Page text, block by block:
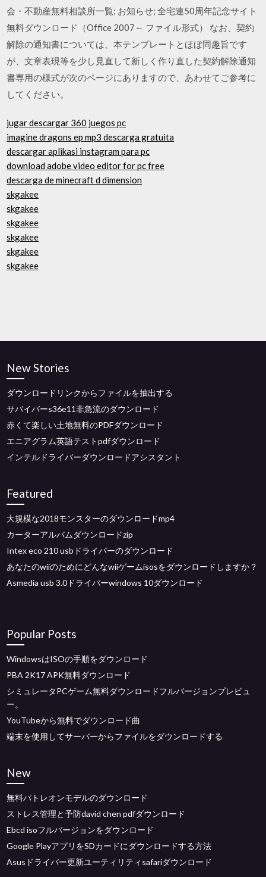
会・不動産無料相談所一覧; お知らせ; 全宅連50周年記念サイト
無料ダウンロード（Office 2007～ ファイル形式） なお、契約
解除の通知書については、本テンプレートとほぼ同趣旨です
が、文章表現等を少し見直して新しく作り直した契約解除通知
書専用の様式が次のページにありますので、あわせてご参考に
してください。
jugar descargar 360 juegos pc
imagine dragons ep mp3 descarga gratuita
descargar aplikasi instagram para pc
download adobe video editor for pc free
descarga de minecraft d dimension
skgakee
skgakee
skgakee
skgakee
skgakee
skgakee
New Stories
ダウンロードリンクからファイルを抽出する
サバイバーs36e11非急流のダウンロード
赤くて楽しい土地無料のPDFダウンロード
エニアグラム英語テストpdfダウンロード
インテルドライバーダウンロードアシスタント
Featured
大規模な2018モンスターのダウンロードmp4
カーターアルバムダウンロードzip
Intex eco 210 usbドライバーのダウンロード
あなたのwiiのためにどんなwiiゲームisosをダウンロードしますか？
Asmedia usb 3.0ドライバーwindows 10ダウンロード
Popular Posts
WindowsはISOの手順をダウンロード
PBA 2K17 APK無料ダウンロード
シミュレータPCゲーム無料ダウンロードフルバージョンプレビュ
ー。
YouTubeから無料でダウンロード曲
端末を使用してサーバーからファイルをダウンロードする
New
無料パトレオンモデルのダウンロード
ストレス管理と予防david chen pdfダウンロード
Ebcd isoフルバージョンをダウンロード
Google PlayアプリをSDカードにダウンロードする方法
Asusドライバー更新ユーティリティsafariダウンロード